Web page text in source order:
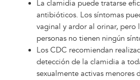
La clamidia puede tratarse
antibióticos. Los síntomas
vaginal y ardor al orinar, pero
personas no tienen ningún
Los CDC recomiendan
detección de la clamidia a
sexualmente activas menores